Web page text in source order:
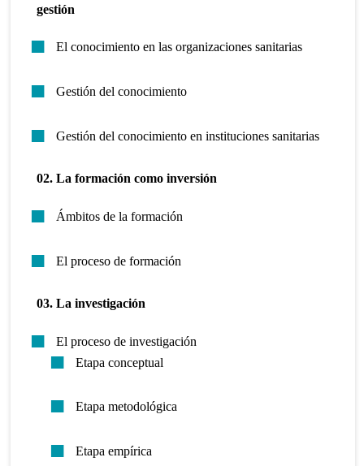
gestión
El conocimiento en las organizaciones sanitarias
Gestión del conocimiento
Gestión del conocimiento en instituciones sanitarias
02. La formación como inversión
Ámbitos de la formación
El proceso de formación
03. La investigación
El proceso de investigación
Etapa conceptual
Etapa metodológica
Etapa empírica